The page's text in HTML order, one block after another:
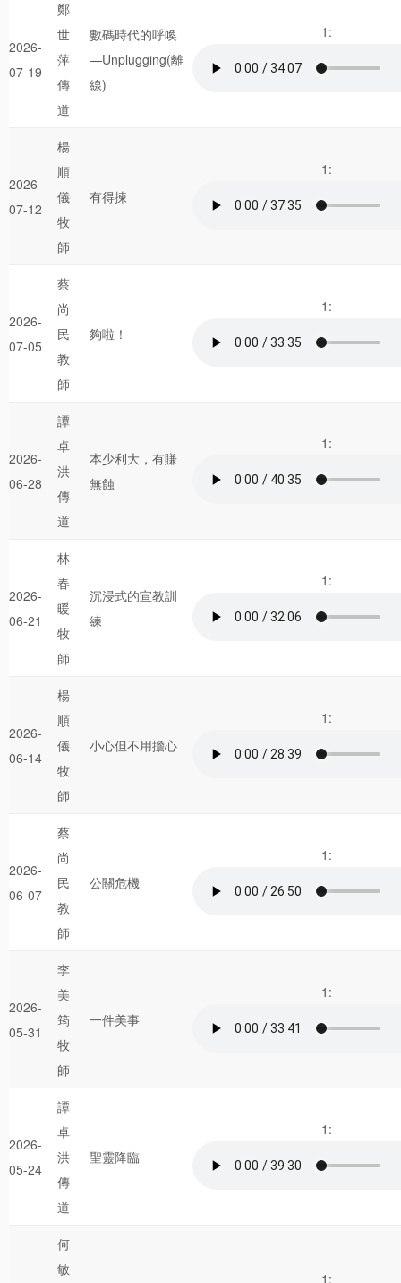
2026-
07-19
鄭
世
萍
傳
道
數碼時代的呼喚
— Unplugging(離
線)
1:
2026-
07-12
楊
順
儀
牧
師
有得揀
1:
2026-
07-05
蔡
尚
民
教
師
夠啦！
1:
2026-
06-28
譚
卓
洪
傳
道
本少利大，有賺
無蝕
1:
2026-
06-21
林
春
暖
牧
師
沉浸式的宣教訓
練
1:
2026-
06-14
楊
順
儀
牧
師
小心但不用擔心
1:
2026-
06-07
蔡
尚
民
教
師
公關危機
1:
2026-
05-31
李
美
筠
牧
師
一件美事
1:
2026-
05-24
譚
卓
洪
傳
道
聖靈降臨
1:
何
敏
1: